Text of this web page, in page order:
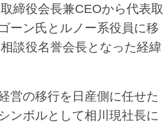
締役会長兼CEOから代表取
ーン氏とルノー系役員に移
談役名誉会長となった経緯
営の移行を日産側に任せた
ンボルとして相川現社長に